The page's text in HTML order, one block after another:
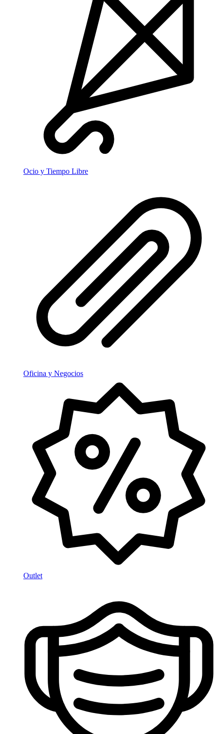
Ocio y Tiempo Libre
Oficina y Negocios
Outlet